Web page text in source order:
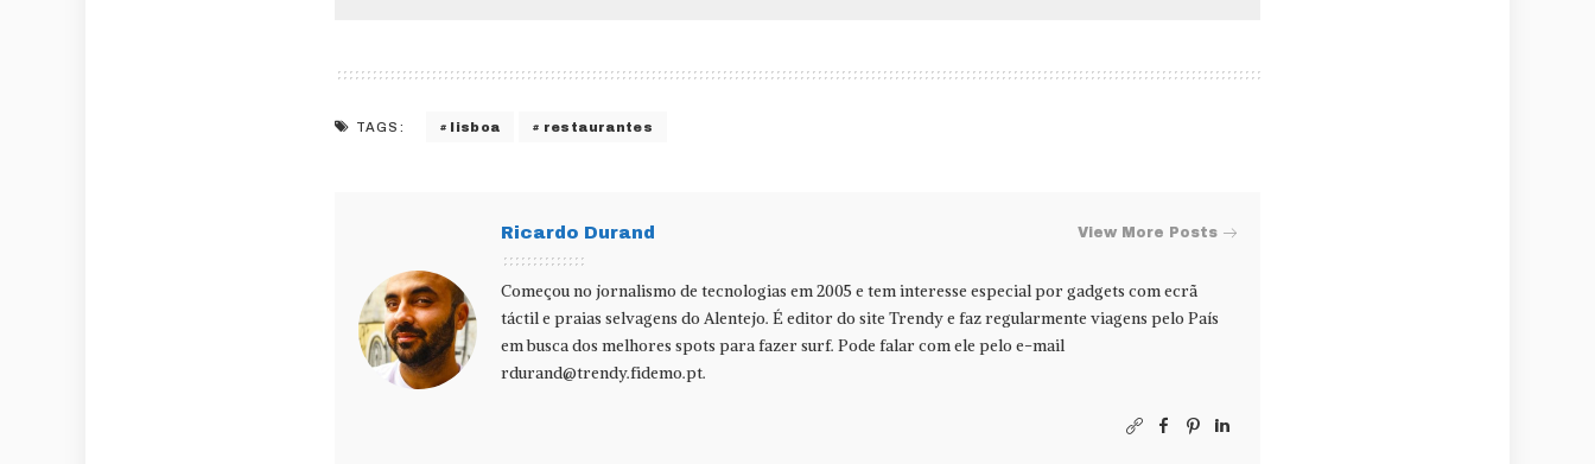
TAGS: lisboa restaurantes
Ricardo Durand View More Posts
Começou no jornalismo de tecnologias em 2005 e tem interesse especial por gadgets com ecrã
táctil e praias selvagens do Alentejo. É editor do site Trendy e faz regularmente viagens pelo País
em busca dos melhores spots para fazer surf. Pode falar com ele pelo e-mail
rdurand@trendy.fidemo.pt.